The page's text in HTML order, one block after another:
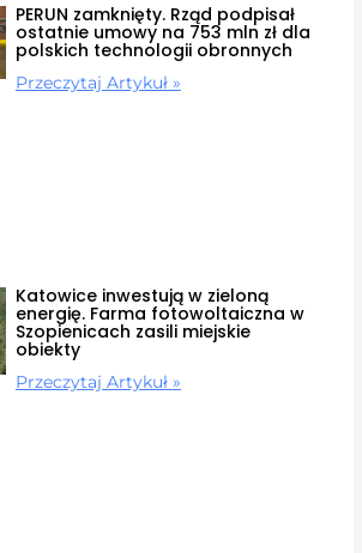
PERUN zamknięty. Rząd podpisał
ostatnie umowy na 753 mln zł dla
polskich technologii obronnych
Przeczytaj Artykuł »
Katowice inwestują w zieloną
energię. Farma fotowoltaiczna w
Szopienicach zasili miejskie
obiekty
Przeczytaj Artykuł »